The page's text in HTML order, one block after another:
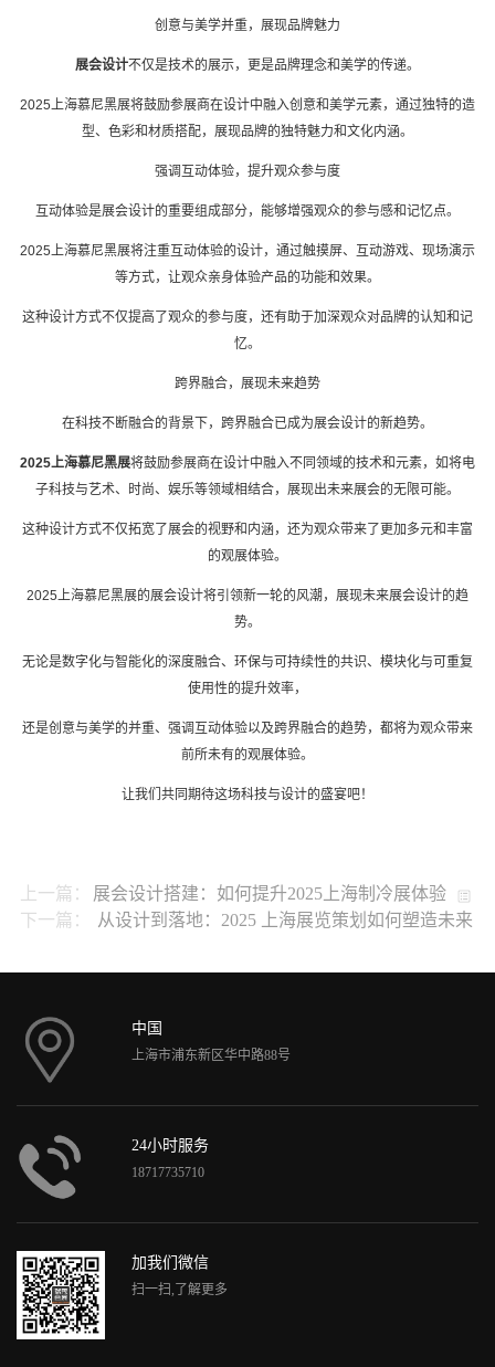
创意与美学并重，展现品牌魅力
展会设计不仅是技术的展示，更是品牌理念和美学的传递。
2025上海慕尼黑展将鼓励参展商在设计中融入创意和美学元素，通过独特的造
型、色彩和材质搭配，展现品牌的独特魅力和文化内涵。
强调互动体验，提升观众参与度
互动体验是展会设计的重要组成部分，能够增强观众的参与感和记忆点。
2025上海慕尼黑展将注重互动体验的设计，通过触摸屏、互动游戏、现场演示
等方式，让观众亲身体验产品的功能和效果。
这种设计方式不仅提高了观众的参与度，还有助于加深观众对品牌的认知和记
忆。
跨界融合，展现未来趋势
在科技不断融合的背景下，跨界融合已成为展会设计的新趋势。
2025上海慕尼黑展将鼓励参展商在设计中融入不同领域的技术和元素，如将电
子科技与艺术、时尚、娱乐等领域相结合，展现出未来展会的无限可能。
这种设计方式不仅拓宽了展会的视野和内涵，还为观众带来了更加多元和丰富
的观展体验。
2025上海慕尼黑展的展会设计将引领新一轮的风潮，展现未来展会设计的趋
势。
无论是数字化与智能化的深度融合、环保与可持续性的共识、模块化与可重复
使用性的提升效率，
还是创意与美学的并重、强调互动体验以及跨界融合的趋势，都将为观众带来
前所未有的观展体验。
让我们共同期待这场科技与设计的盛宴吧！
上一篇：
展会设计搭建：如何提升2025上海制冷展体验
下一篇：
从设计到落地：2025 上海展览策划如何塑造未来
中国
上海市浦东新区华中路88号
24小时服务
18717735710
加我们微信
扫一扫,了解更多